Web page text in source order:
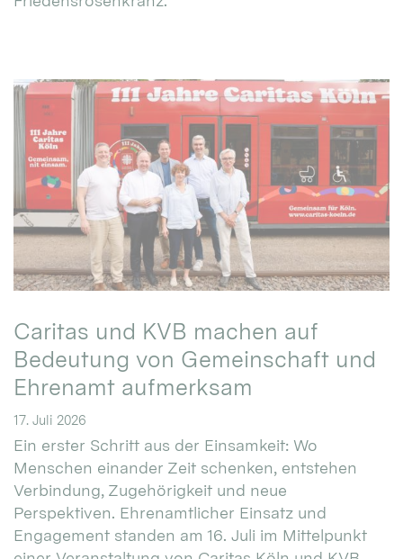
Caritas und KVB machen auf
Bedeutung von Gemeinschaft und
Ehrenamt aufmerksam
17. Juli 2026
Ein erster Schritt aus der Einsamkeit: Wo
Menschen einander Zeit schenken, entstehen
Verbindung, Zugehörigkeit und neue
Perspektiven. Ehrenamtlicher Einsatz und
Engagement standen am 16. Juli im Mittelpunkt